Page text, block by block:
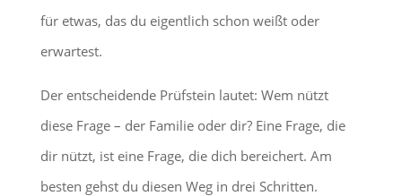
für etwas, das du eigentlich schon weißt oder
erwartest.
Der entscheidende Prüfstein lautet: Wem nützt
diese Frage – der Familie oder dir? Eine Frage, die
dir nützt, ist eine Frage, die dich bereichert. Am
besten gehst du diesen Weg in drei Schritten.